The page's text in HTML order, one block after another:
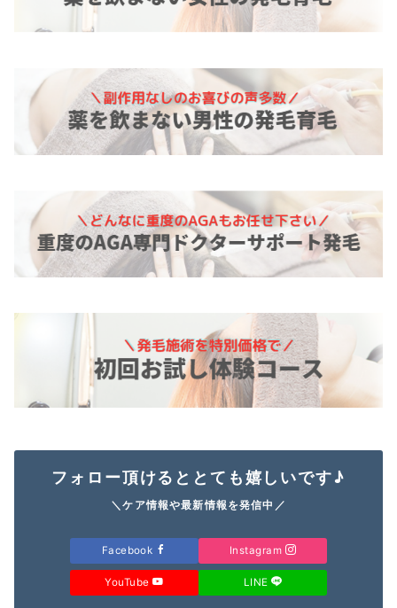
フォロー頂けるととても嬉しいです♪
＼ケア情報や最新情報を発信中／
Facebook Instagram
YouTube LINE